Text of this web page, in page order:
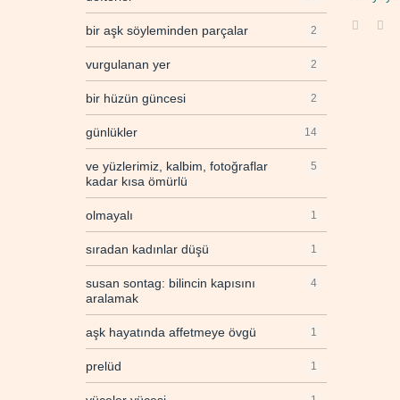
bir aşk söyleminden parçalar 2
vurgulanan yer 2
bir hüzün güncesi 2
günlükler 14
ve yüzlerimiz, kalbim, fotoğraflar
kadar kısa ömürlü
5
olmayalı 1
sıradan kadınlar düşü 1
susan sontag: bilincin kapısını
aralamak
4
aşk hayatında affetmeye övgü 1
prelüd 1